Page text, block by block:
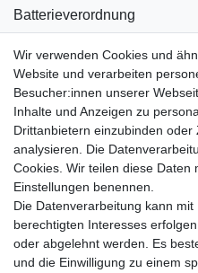
Wir verwenden Cookies und
Website und verarbeiten
Besucher:innen unserer
Inhalte und Anzeigen zu
Drittanbietern einzubinden
analysieren. Die
Cookies. Wir teilen diese Daten
Einstellungen benennen.
Die Datenverarbeitung kann
berechtigten Interesses
oder abgelehnt werden. Es
und die Einwilligung zu einem
Batterieverordnung
Bildnachweise
AGB
Vertrag widerrufen
B2BKunden
Zum Händlerbereich